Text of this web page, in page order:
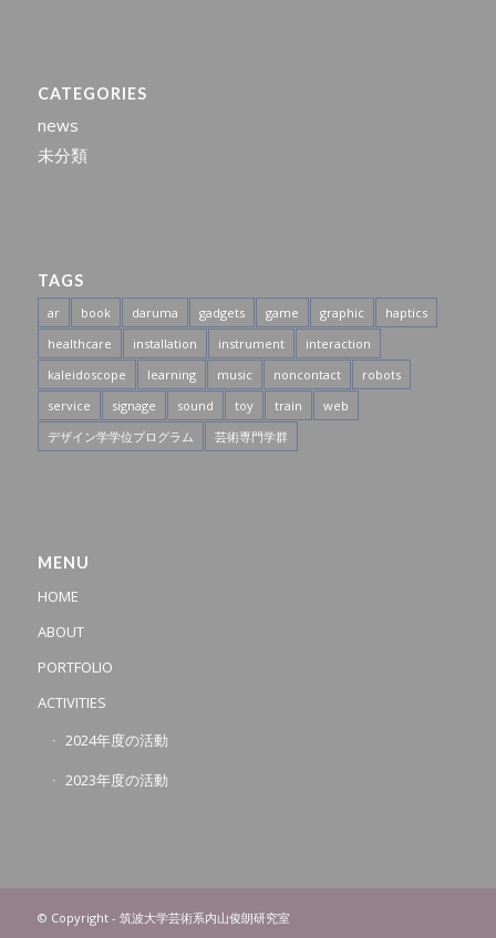
CATEGORIES
news
未分類
TAGS
ar book daruma gadgets game graphic
haptics
healthcare
installation instrument
interaction
kaleidoscope
learning music noncontact
robots
service
signage sound toy train
web
デザイン学学位プログラム
芸術専門学群
MENU
HOME
ABOUT
PORTFOLIO
ACTIVITIES
2024年度の活動
2023年度の活動
© Copyright - 筑波大学芸術系内山俊朗研究室